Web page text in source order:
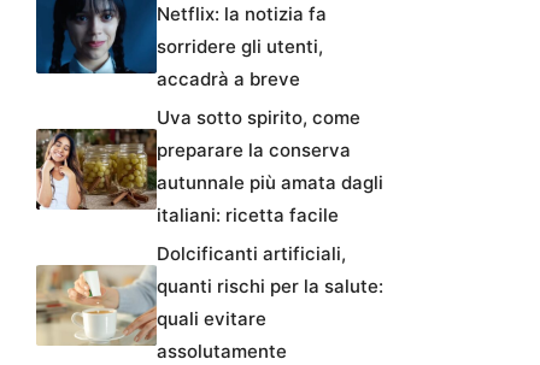
Netflix: la notizia fa
sorridere gli utenti,
accadrà a breve
Uva sotto spirito, come
preparare la conserva
autunnale più amata dagli
italiani: ricetta facile
Dolcificanti artificiali,
quanti rischi per la salute:
quali evitare
assolutamente